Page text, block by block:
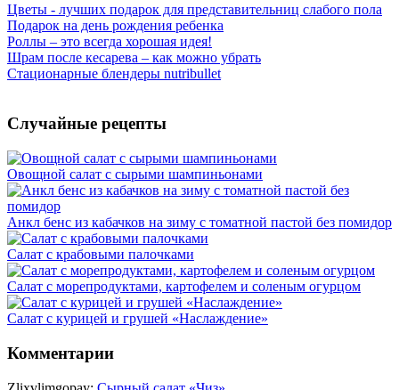
Цветы - лучших подарок для представительниц слабого пола
Подарок на день рождения ребенка
Роллы – это всегда хорошая идея!
Шрам после кесарева – как можно убрать
Стационарные блендеры nutribullet
Случайные рецепты
Овощной салат с сырыми шампиньонами
Анкл бенс из кабачков на зиму с томатной пастой без помидор
Салат с крабовыми палочками
Салат с морепродуктами, картофелем и соленым огурцом
Салат c курицей и грушей «Наслаждение»
Комментарии